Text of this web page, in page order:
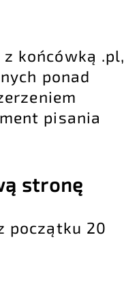
końcówką .pl,
ponad
pisania
stronę
początku 20